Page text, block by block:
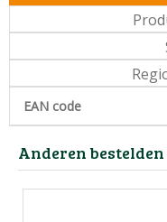
EAN code
Anderen bestelden